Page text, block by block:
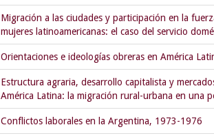
Migración a las ciudades y participación en la
mujeres latinoamericanas: el caso del servicio
Orientaciones e ideologías obreras en América
Estructura agraria, desarrollo capitalista y
América Latina: la migración rural-urbana en una
Conflictos laborales en la Argentina, 1973-1976